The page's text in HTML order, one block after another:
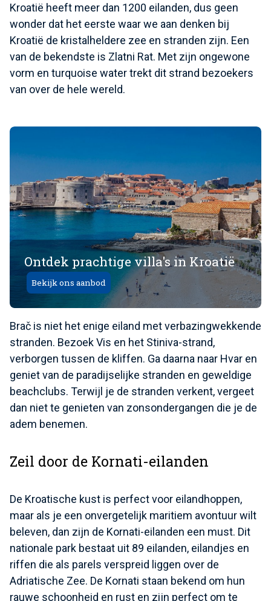
Kroatië heeft meer dan 1200 eilanden, dus geen
wonder dat het eerste waar we aan denken bij
Kroatië de kristalheldere zee en stranden zijn. Een
van de bekendste is Zlatni Rat. Met zijn ongewone
vorm en turquoise water trekt dit strand bezoekers
van over de hele wereld.
Ontdek prachtige villa's in Kroatië
Bekijk ons ​​aanbod
Brač is niet het enige eiland met verbazingwekkende
stranden. Bezoek Vis en het Stiniva-strand,
verborgen tussen de kliffen. Ga daarna naar Hvar en
geniet van de paradijselijke stranden en geweldige
beachclubs. Terwijl je de stranden verkent, vergeet
dan niet te genieten van zonsondergangen die je de
adem benemen.
Zeil door de Kornati-eilanden
De Kroatische kust is perfect voor eilandhoppen,
maar als je een onvergetelijk maritiem avontuur wilt
beleven, dan zijn de Kornati-eilanden een must. Dit
nationale park bestaat uit 89 eilanden, eilandjes en
riffen die als parels verspreid liggen over de
Adriatische Zee. De Kornati staan bekend om hun
rauwe schoonheid en rust en zijn perfect om te